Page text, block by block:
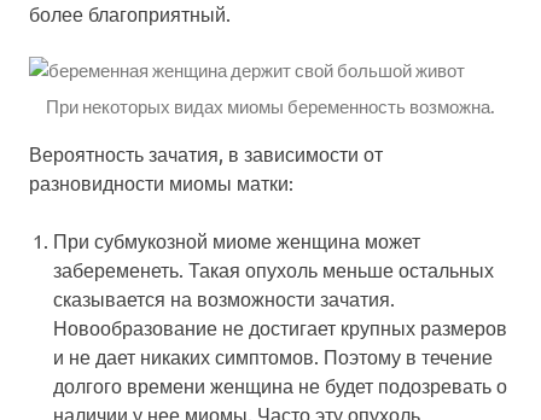
более благоприятный.
При некоторых видах миомы беременность возможна.
Вероятность зачатия, в зависимости от
разновидности миомы матки:
При субмукозной миоме женщина может
забеременеть. Такая опухоль меньше остальных
сказывается на возможности зачатия.
Новообразование не достигает крупных размеров
и не дает никаких симптомов. Поэтому в течение
долгого времени женщина не будет подозревать о
наличии у нее миомы. Часто эту опухоль